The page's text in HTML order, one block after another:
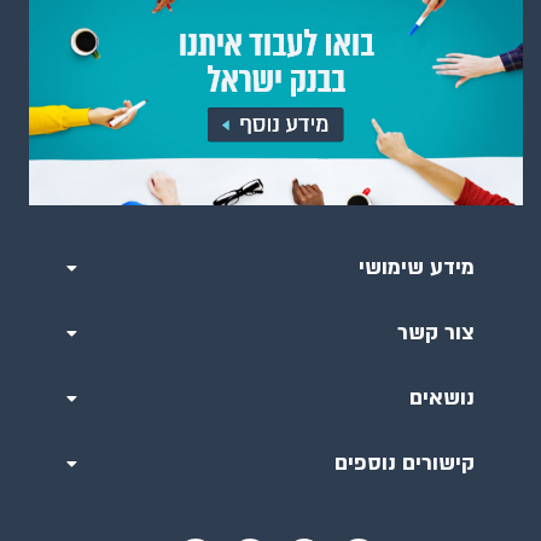
מידע שימושי
צור קשר
נושאים
קישורים נוספים